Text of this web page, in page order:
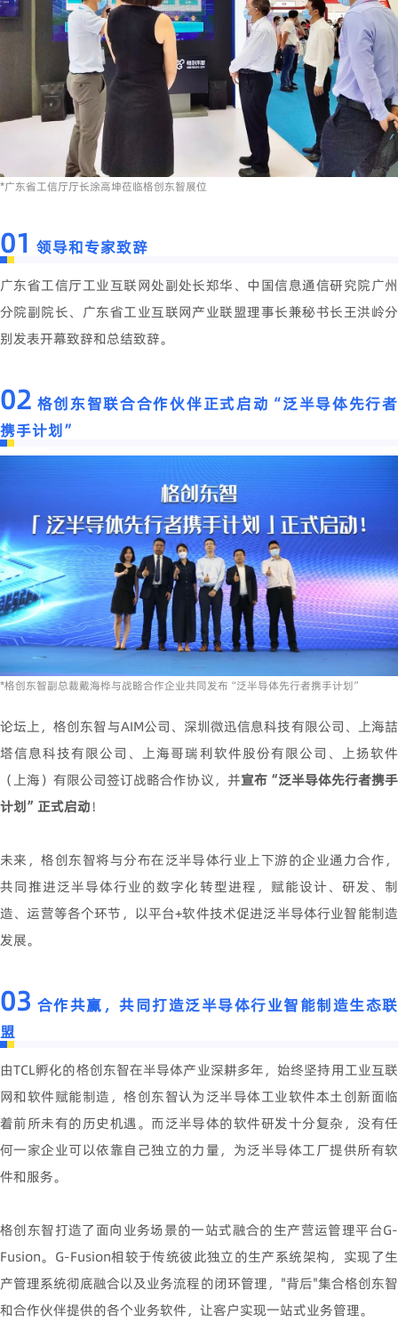
*广东省工信厅厅长涂高坤莅临格创东智展位
01 领导和专家致辞
广东省工信厅工业互联网处副处长郑华、中国信息通信研究院广州
分院副院长、广东省工业互联网产业联盟理事长兼秘书长王洪岭分
别发表开幕致辞和总结致辞。
02 格创东智联合合作伙伴正式启动“泛半导体先行者
携手计划”
*格创东智副总裁戴海桦与战略合作企业共同发布“泛半导体先行者携手计划”
论坛上，格创东智与AIM公司、深圳微迅信息科技有限公司、上海喆
塔信息科技有限公司、上海哥瑞利软件股份有限公司、上扬软件
（上海）有限公司签订战略合作协议，并宣布“泛半导体先行者携手
计划”正式启动！
未来，格创东智将与分布在泛半导体行业上下游的企业通力合作，
共同推进泛半导体行业的数字化转型进程，赋能设计、研发、制
造、运营等各个环节，以平台+软件技术促进泛半导体行业智能制造
发展。
03 合作共赢，共同打造泛半导体行业智能制造生态联
盟
由TCL孵化的格创东智在半导体产业深耕多年，始终坚持用工业互联
网和软件赋能制造，格创东智认为泛半导体工业软件本土创新面临
着前所未有的历史机遇。而泛半导体的软件研发十分复杂，没有任
何一家企业可以依靠自己独立的力量，为泛半导体工厂提供所有软
件和服务。
格创东智打造了面向业务场景的一站式融合的生产营运管理平台G-
Fusion。G-Fusion相较于传统彼此独立的生产系统架构，实现了生
产管理系统彻底融合以及业务流程的闭环管理，"背后"集合格创东智
和合作伙伴提供的各个业务软件，让客户实现一站式业务管理。